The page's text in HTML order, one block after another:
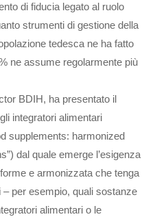
di fiducia legato al ruolo
strumenti di gestione della
tedesca ne ha fatto
ne assume regolarmente più
BDIH, ha presentato il
integratori alimentari
supplements: harmonized
dal quale emerge l’esigenza
e armonizzata che tenga
per esempio, quali sostanze
alimentari o le